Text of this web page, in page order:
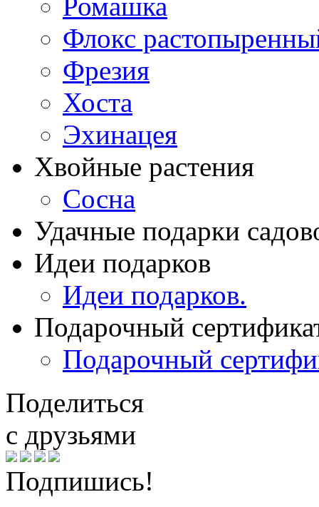
Ромашка
Флокс
Фрезия
Хоста
Эхинацея
Хвойные растения
Сосна
Удачные подарки
Идеи подарков
Идеи подарков.
Подарочный
Подарочный
Поделиться
с друзьями
Подпишись!